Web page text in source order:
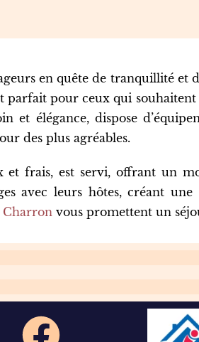
en quête de tranquillité et
parfait pour ceux qui
et élégance, dispose
des plus agréables.
frais, est servi, offrant un
avec leurs hôtes, créant une
Charron vous promettent un